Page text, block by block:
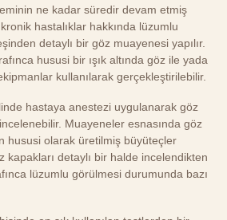
ne kadar süredir devam etmiş
hastalıklar hakkında lüzumlu
detaylı bir göz muayenesi yapılır.
hususi bir ışık altında göz ile yada
kullanılarak gerçekleştirilebilir.
hastaya anestezi uygulanarak göz
Muayeneler esnasında göz
hususi olarak üretilmiş büyüteçler
kapakları detaylı bir halde incelendikten
lüzumlu görülmesi durumunda bazı